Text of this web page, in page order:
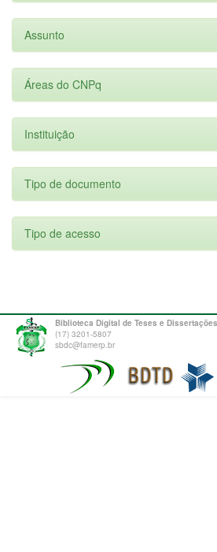
Assunto
Áreas do CNPq
Instituição
Tipo de documento
Tipo de acesso
Biblioteca Digital de Teses e Dissertações
(17) 3201-5807
sbdc@famerp.br